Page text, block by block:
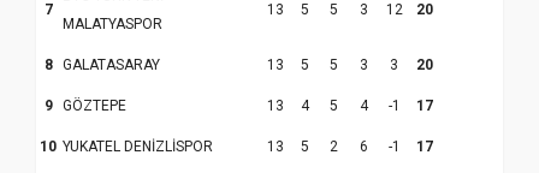
7
MALATYASPOR
13 5 5 3 12 20
8 GALATASARAY 13 5 5 3 3 20
9 GÖZTEPE 13 4 5 4 -1 17
10 YUKATEL DENİZLİSPOR 13 5 2 6 -1 17